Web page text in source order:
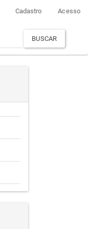
Cadastro Acesso
BUSCAR